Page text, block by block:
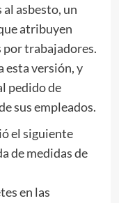
asbesto, un
atribuyen
por trabajadores.
esta versión, y
pedido de
sus empleados.
el siguiente
de medidas de
en las